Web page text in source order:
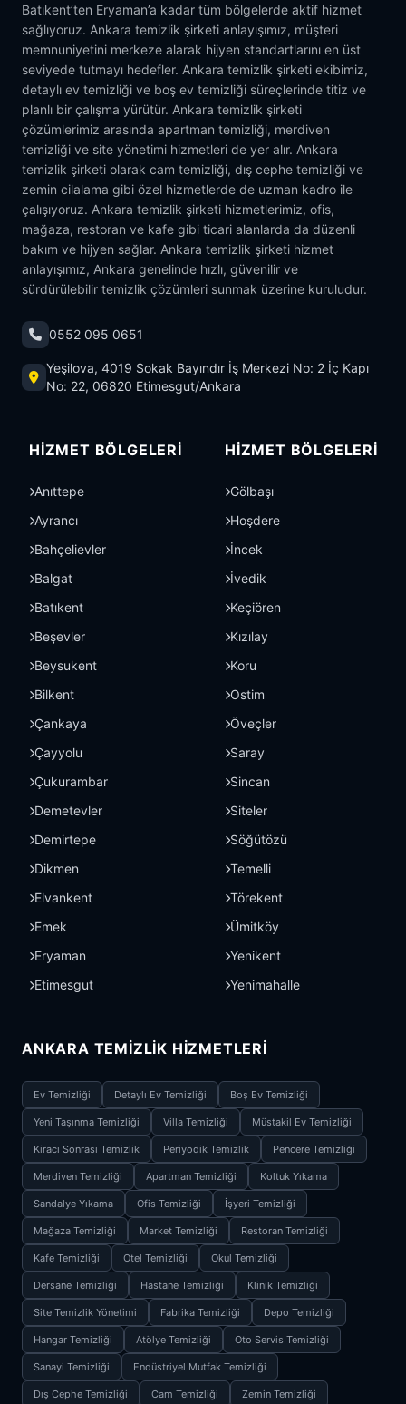
Batıkent’ten Eryaman’a kadar tüm bölgelerde aktif hizmet
sağlıyoruz. Ankara temizlik şirketi anlayışımız, müşteri
memnuniyetini merkeze alarak hijyen standartlarını en üst
seviyede tutmayı hedefler. Ankara temizlik şirketi ekibimiz,
detaylı ev temizliği ve boş ev temizliği süreçlerinde titiz ve
planlı bir çalışma yürütür. Ankara temizlik şirketi
çözümlerimiz arasında apartman temizliği, merdiven
temizliği ve site yönetimi hizmetleri de yer alır. Ankara
temizlik şirketi olarak cam temizliği, dış cephe temizliği ve
zemin cilalama gibi özel hizmetlerde de uzman kadro ile
çalışıyoruz. Ankara temizlik şirketi hizmetlerimiz, ofis,
mağaza, restoran ve kafe gibi ticari alanlarda da düzenli
bakım ve hijyen sağlar. Ankara temizlik şirketi hizmet
anlayışımız, Ankara genelinde hızlı, güvenilir ve
sürdürülebilir temizlik çözümleri sunmak üzerine kuruludur.
0552 095 0651
Yeşilova, 4019 Sokak Bayındır İş Merkezi No: 2 İç Kapı
No: 22, 06820 Etimesgut/Ankara
HIZMET BÖLGELERI
Anıttepe
Ayrancı
Bahçelievler
Balgat
Batıkent
Beşevler
Beysukent
Bilkent
Çankaya
Çayyolu
Çukurambar
Demetevler
Demirtepe
Dikmen
Elvankent
Emek
Eryaman
Etimesgut
HIZMET BÖLGELERI
Gölbaşı
Hoşdere
İncek
İvedik
Keçiören
Kızılay
Koru
Ostim
Öveçler
Saray
Sincan
Siteler
Söğütözü
Temelli
Törekent
Ümitköy
Yenikent
Yenimahalle
ANKARA TEMIZLIK HIZMETLERI
Ev Temizliği Detaylı Ev Temizliği Boş Ev Temizliği
Yeni Taşınma Temizliği Villa Temizliği Müstakil Ev Temizliği
Kiracı Sonrası Temizlik Periyodik Temizlik Pencere Temizliği
Merdiven Temizliği Apartman Temizliği Koltuk Yıkama
Sandalye Yıkama Ofis Temizliği İşyeri Temizliği
Mağaza Temizliği Market Temizliği Restoran Temizliği
Kafe Temizliği Otel Temizliği Okul Temizliği
Dersane Temizliği Hastane Temizliği Klinik Temizliği
Site Temizlik Yönetimi Fabrika Temizliği Depo Temizliği
Hangar Temizliği Atölye Temizliği Oto Servis Temizliği
Sanayi Temizliği Endüstriyel Mutfak Temizliği
Dış Cephe Temizliği Cam Temizliği Zemin Temizliği